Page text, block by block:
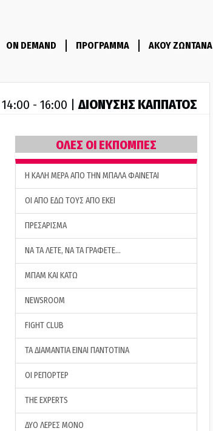
ON DEMAND ΠΡΟΓΡΑΜΜΑ ΑΚΟΥ ΖΩΝΤΑΝΑ
14:00 - 16:00 |ΔΙΟΝΥΣΗΣ ΚΑΠΠΑΤΟΣ
ΟΛΕΣ ΟΙ ΕΚΠΟΜΠΕΣ
H ΚΑΛΗ ΜΕΡΑ ΑΠΟ ΤΗΝ ΜΠΑΛΑ ΦΑΙΝΕΤΑΙ
ΟΙ ΑΠΟ ΕΔΩ ΤΟΥΣ ΑΠΟ ΕΚΕΙ
ΠΡΕΣΑΡΙΣΜΑ
ΝΑ ΤΑ ΛΕΤΕ, ΝΑ ΤΑ ΓΡΑΦΕΤΕ…
ΜΠΑΜ ΚΑΙ ΚΑΤΩ
NEWSROOM
FIGHT CLUB
ΤΑ ΔΙΑΜΑΝΤΙΑ ΕΙΝΑΙ ΠΑΝΤΟΤΙΝΑ
ΟΙ ΡΕΠΟΡΤΕΡ
THE EXPERTS
ΔΥΟ ΛΕΡΕΣ ΜΟΝΟ